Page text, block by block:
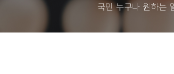
국민 누구나 원하는